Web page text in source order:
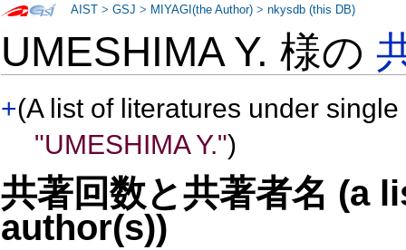
UMESHIMA Y. 様の
+(A list of literatures under
"UMESHIMA Y.")
共著回数と共著者名 (a
author(s))
AIST >GSJ > MIYAGI(the Author) >nkysdb (this DB)